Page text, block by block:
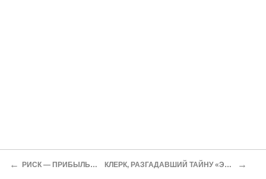
← РИСК — ПРИБЫЛЬНОЕ ДЕЛО КЛЕРК, РАЗГАДАВШИЙ ТАЙНУ «ЭМПАЙР МЭНОР» →